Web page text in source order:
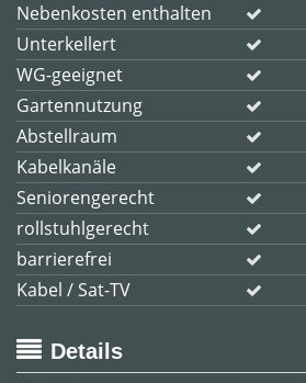
Nebenkosten enthalten
Unterkellert
WG-geeignet
Gartennutzung
Abstellraum
Kabelkanäle
Seniorengerecht
rollstuhlgerecht
barrierefrei
Kabel / Sat-TV
Details